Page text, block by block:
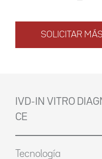
SOLICITAR
IVD-IN VITRO
CE
Tecnología